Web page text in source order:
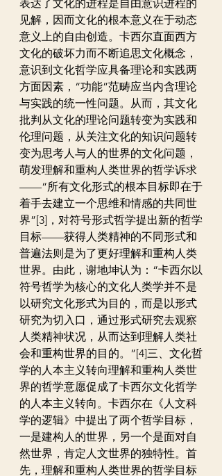
表达了文化的进程是自由意识进程的
见解，因而文化的根本意义在于动态
意义上的自由创造。卡西尔直面西方
文化的破坏力而不断追思文化概念，
意识到文化哲学应具备理论和实践两
方面因素，“功能”范畴应当内含理论
与实践的统一性问题。从而，其文化
批判从文化的理论问题转变为实践和
伦理问题，从关注文化的知识问题转
变为思考人与人的世界的文化问题，
萌发理解和重构人类世界的哲学诉求
——“所有文化形式的根本目标即在于
着手去建立一个思维和情感的共同世
界”[3]，对符号形式哲学提出新的哲学
目标——获得人类精神的不同形式和
普遍法则是为了更好理解和重构人类
世界。由此，谢地坤认为：“卡西尔以
符号哲学为核心的文化人类学并不是
以研究文化形式为目的，而是以形式
研究为切入口，通过形式研究去观察
人类精神状况，从而达到理解人类社
会和重构世界的目的。”[4]三、文化哲
学的人本主义转向理解和重构人类世
界的哲学意愿促成了卡西尔文化哲学
的人本主义转向。卡西尔在《人文科
学的逻辑》中提出了两个哲学目标，
一是建构人的世界，另一个是面对自
然世界，肯定人文世界的独特性。首
先，理解和重构人类世界的哲学目标